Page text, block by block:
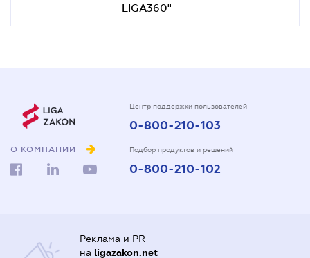
LIGA360"
О КОМПАНИИ
Центр поддержки пользователей
0-800-210-103
Подбор продуктов и решений
0-800-210-102
Реклама и PR
на ligazakon.net